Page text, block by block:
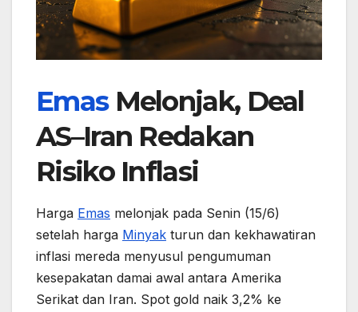
EmasMelonjak, Deal
AS–Iran Redakan
Risiko Inflasi
Harga Emas melonjak pada Senin (15/6)
setelah harga Minyak turun dan kekhawatiran
inflasi mereda menyusul pengumuman
kesepakatan damai awal antara Amerika
Serikat dan Iran. Spot gold naik 3,2% ke